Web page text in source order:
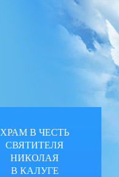
ХРАМ В ЧЕСТЬ
СВЯТИТЕЛЯ
НИКОЛАЯ
В КАЛУГЕ